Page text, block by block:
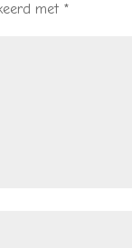
met *